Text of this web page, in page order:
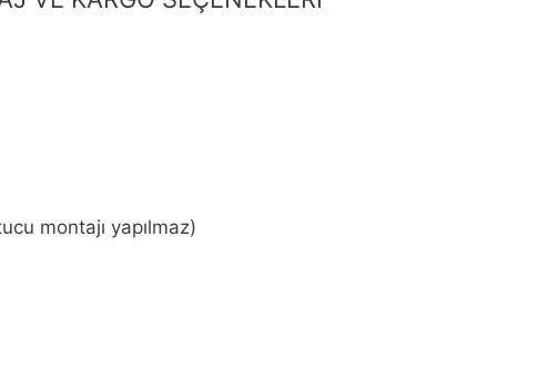
Standart Montaj (3 iş günü, ekran kartı ve soğutucu montajı yapılmaz)